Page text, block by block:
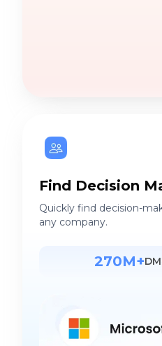
Find Decision
Quickly find decision-
any company.
270M+